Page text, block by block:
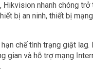
nhanh chóng
bị an ninh, thiết bị
chế tình trạng giật
gian và hỗ trợ mạng